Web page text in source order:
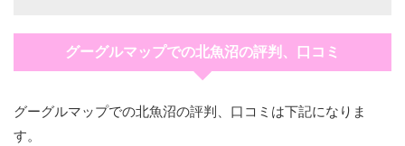
グーグルマップでの北魚沼の評判、口コミ
グーグルマップでの北魚沼の評判、口コミは下記になりま
す。